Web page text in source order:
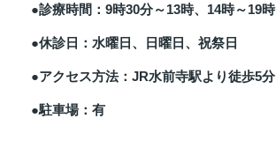
●診療時間：9時30分～13時、14時～19時
●休診日：水曜日、日曜日、祝祭日
●アクセス方法：JR水前寺駅より徒歩5分
●駐車場：有